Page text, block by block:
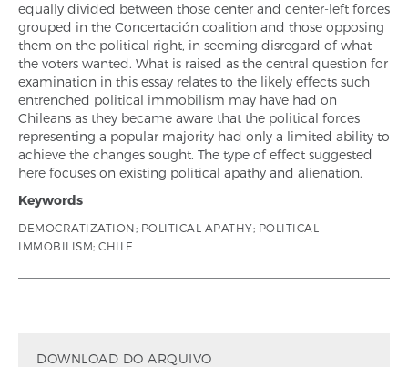
equally divided between those center and center-left forces
grouped in the Concertación coalition and those opposing
them on the political right, in seeming disregard of what
the voters wanted. What is raised as the central question for
examination in this essay relates to the likely effects such
entrenched political immobilism may have had on
Chileans as they became aware that the political forces
representing a popular majority had only a limited ability to
achieve the changes sought. The type of effect suggested
here focuses on existing political apathy and alienation.
Keywords
DEMOCRATIZATION; POLITICAL APATHY; POLITICAL
IMMOBILISM; CHILE
DOWNLOAD DO ARQUIVO